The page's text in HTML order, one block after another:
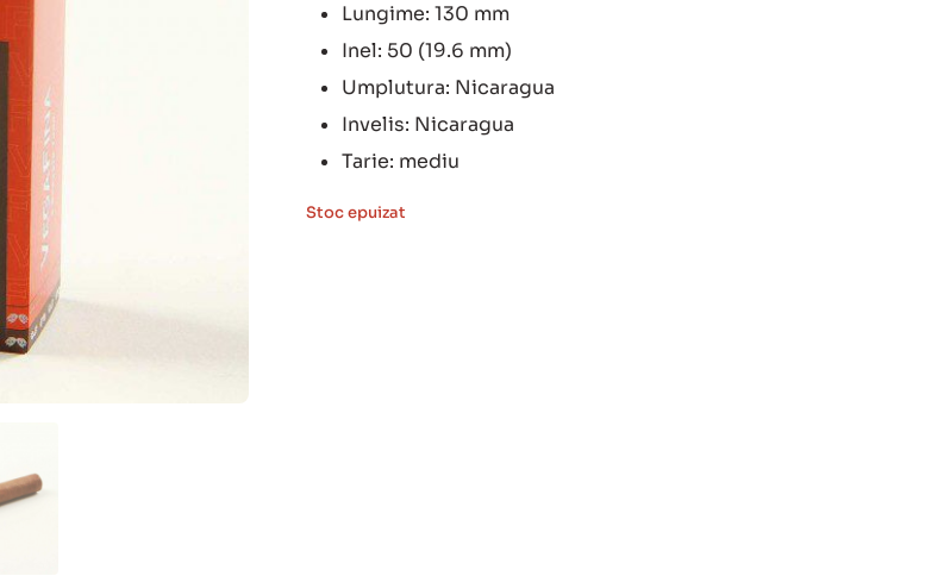
Lungime: 130 mm
Inel: 50 (19.6 mm)
Umplutura: Nicaragua
Invelis: Nicaragua
Tarie: mediu
Stoc epuizat